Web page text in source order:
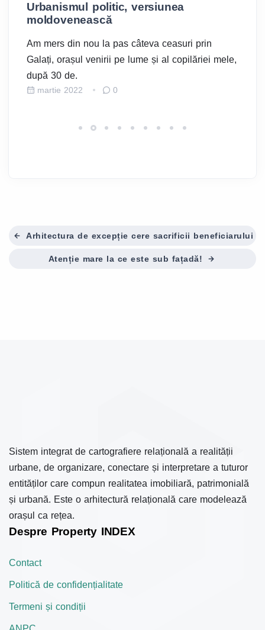
Urbanismul politic, versiunea
moldovenească
Am mers din nou la pas câteva ceasuri prin
Galați, orașul venirii pe lume și al copilăriei mele,
după 30 de.
martie 2022 0
Arhitectura de excepție cere sacrificii beneficiarului
Atenție mare la ce este sub fațadă!
Sistem integrat de cartografiere relațională a realității
urbane, de organizare, conectare și interpretare a tuturor
entităților care compun realitatea imobiliară, patrimonială
și urbană. Este o arhitectură relațională care modelează
orașul ca rețea.
Despre Property INDEX
Contact
Politică de confidențialitate
Termeni și condiții